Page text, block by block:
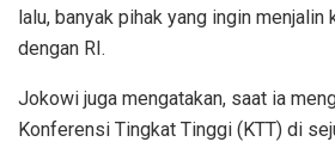
lalu, banyak pihak yang ingin menjalin
dengan RI.
Jokowi juga mengatakan, saat ia
Konferensi Tingkat Tinggi (KTT) di